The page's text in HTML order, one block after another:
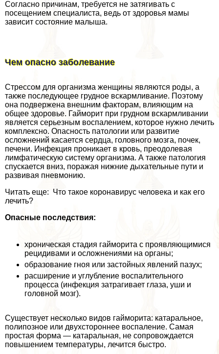
Согласно причинам, требуется не затягивать с
посещением специалиста, ведь от здоровья мамы
зависит состояние малыша.
Чем опасно заболевание
Стрессом для организма женщины являются роды, а
также последующее грудное вскармливание. Поэтому
она подвержена внешним факторам, влияющим на
общее здоровье. Гайморит при грудном вскармливании
является серьезным воспалением, которое нужно лечить
комплексно. Опасность патологии или развитие
осложнений касается сердца, головного мозга, почек,
печени. Инфекция проникает в кровь, преодолевая
лимфатическую систему организма. А также патология
спускается вниз, поражая нижние дыхательные пути и
развивая пневмонию.
Читать еще: Что такое коронавирус человека и как его
лечить?
Опасные последствия:
хроническая стадия гайморита с проявляющимися
рецидивами и осложнениями на органы;
образование гноя или застойных явлений пазух;
расширение и углубление воспалительного
процесса (инфекция затрагивает глаза, уши и
головной мозг).
Существует несколько видов гайморита: катаральное,
полипозное или двухстороннее воспаление. Самая
простая форма — катаральная, не сопровождается
повышением температуры, лечится быстро.